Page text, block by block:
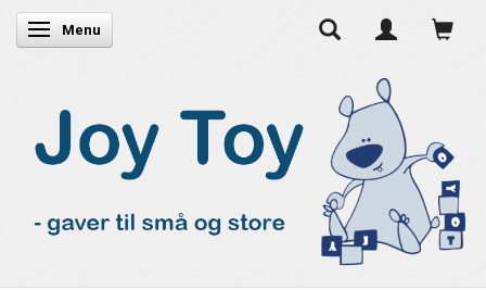
Skifte navigation
Menu